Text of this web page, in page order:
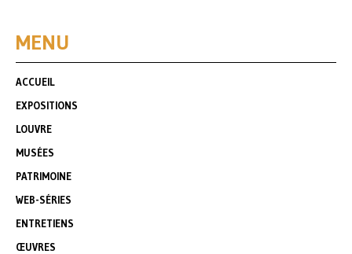
MENU
ACCUEIL
EXPOSITIONS
LOUVRE
MUSÉES
PATRIMOINE
WEB-SÉRIES
ENTRETIENS
ŒUVRES